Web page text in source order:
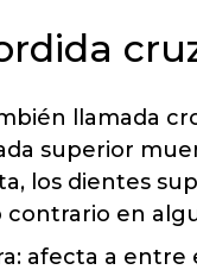
llamada
superior
los dientes
contrario en
afecta a